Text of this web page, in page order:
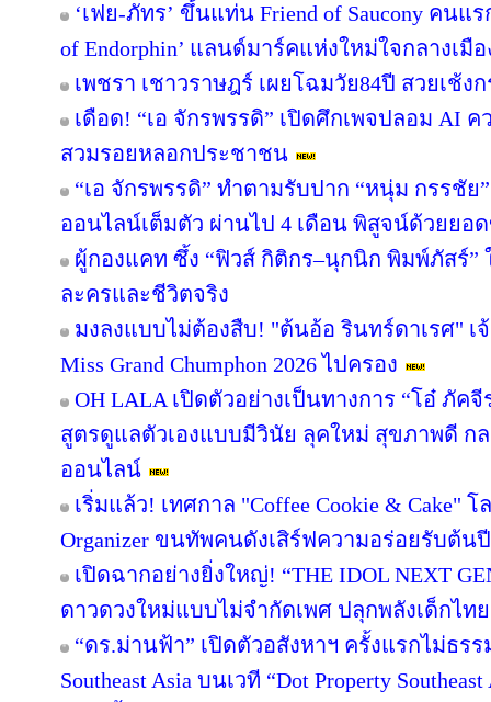
‘เฟย-ภัทร’ ขึ้นแท่น Friend of Saucony คนแ
of Endorphin’ แลนด์มาร์คแห่งใหม่ใจกลางเมื
เพชรา เชาวราษฎร์ เผยโฉมวัย84ปี สวยเช้
เดือด! “เอ จักรพรรดิ” เปิดศึกเพจปลอม AI
สวมรอยหลอกประชาชน
“เอ จักรพรรดิ” ทำตามรับปาก “หนุ่ม กรรชั
ออนไลน์เต็มตัว ผ่านไป 4 เดือน พิสูจน์ด้วยยอด
ผู้กองแคท ซึ้ง “ฟิวส์ กิติกร–นุกนิก พิมพ์ภัสร์”
ละครและชีวิตจริง
มงลงแบบไม่ต้องสืบ! "ต้นอ้อ รินทร์ดาเรศ" เจ้
Miss Grand Chumphon 2026 ไปครอง
OH LALA เปิดตัวอย่างเป็นทางการ “โอ๋ ภัค
สูตรดูแลตัวเองแบบมีวินัย ลุคใหม่ สุขภาพดี ก
ออนไลน์
เริ่มแล้ว! เทศกาล "Coffee Cookie & Cake"
Organizer ขนทัพคนดังเสิร์ฟความอร่อยรับต้นปี
เปิดฉากอย่างยิ่งใหญ่! “THE IDOL NEXT
ดาวดวงใหม่แบบไม่จำกัดเพศ ปลุกพลังเด็กไท
“ดร.ม่านฟ้า” เปิดตัวอสังหาฯ ครั้งแรกไม่ธร
Southeast Asia บนเวที “Dot Property Southeast